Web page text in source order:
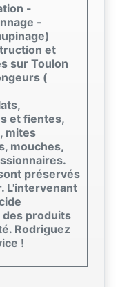
-
-
et
sur Toulon
(
et fientes,
mites
mouches,
préservés
L'intervenant
produits
Rodriguez
!